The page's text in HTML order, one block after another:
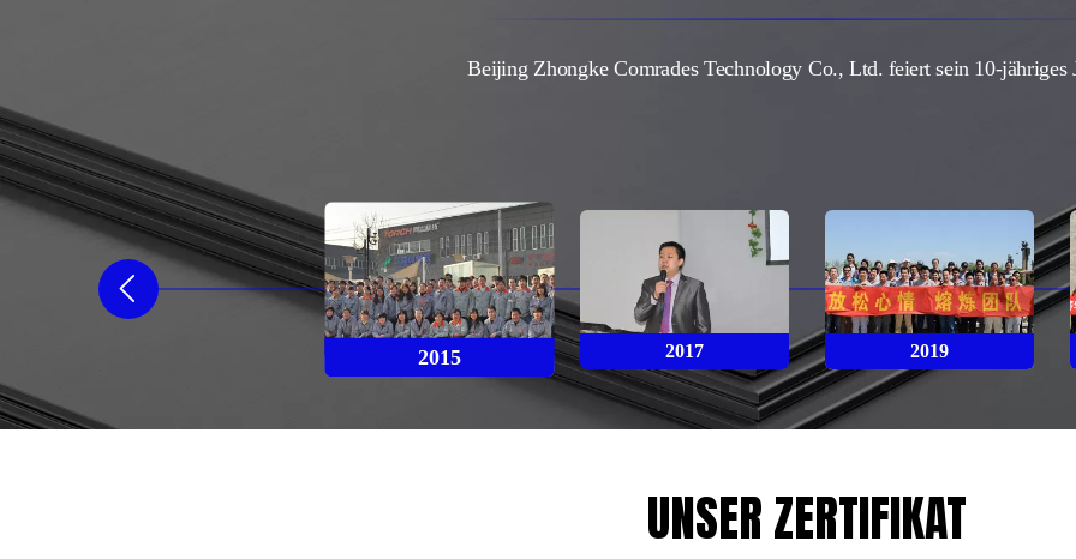
Beijing Zhongke Comrades Technology Co., Ltd. feiert sein 10-jähriges
2015 2017 2019
UNSER ZERTIFIKAT